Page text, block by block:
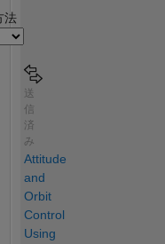
法
送
信
済
み
Attitude
and
Orbit
Control
Using